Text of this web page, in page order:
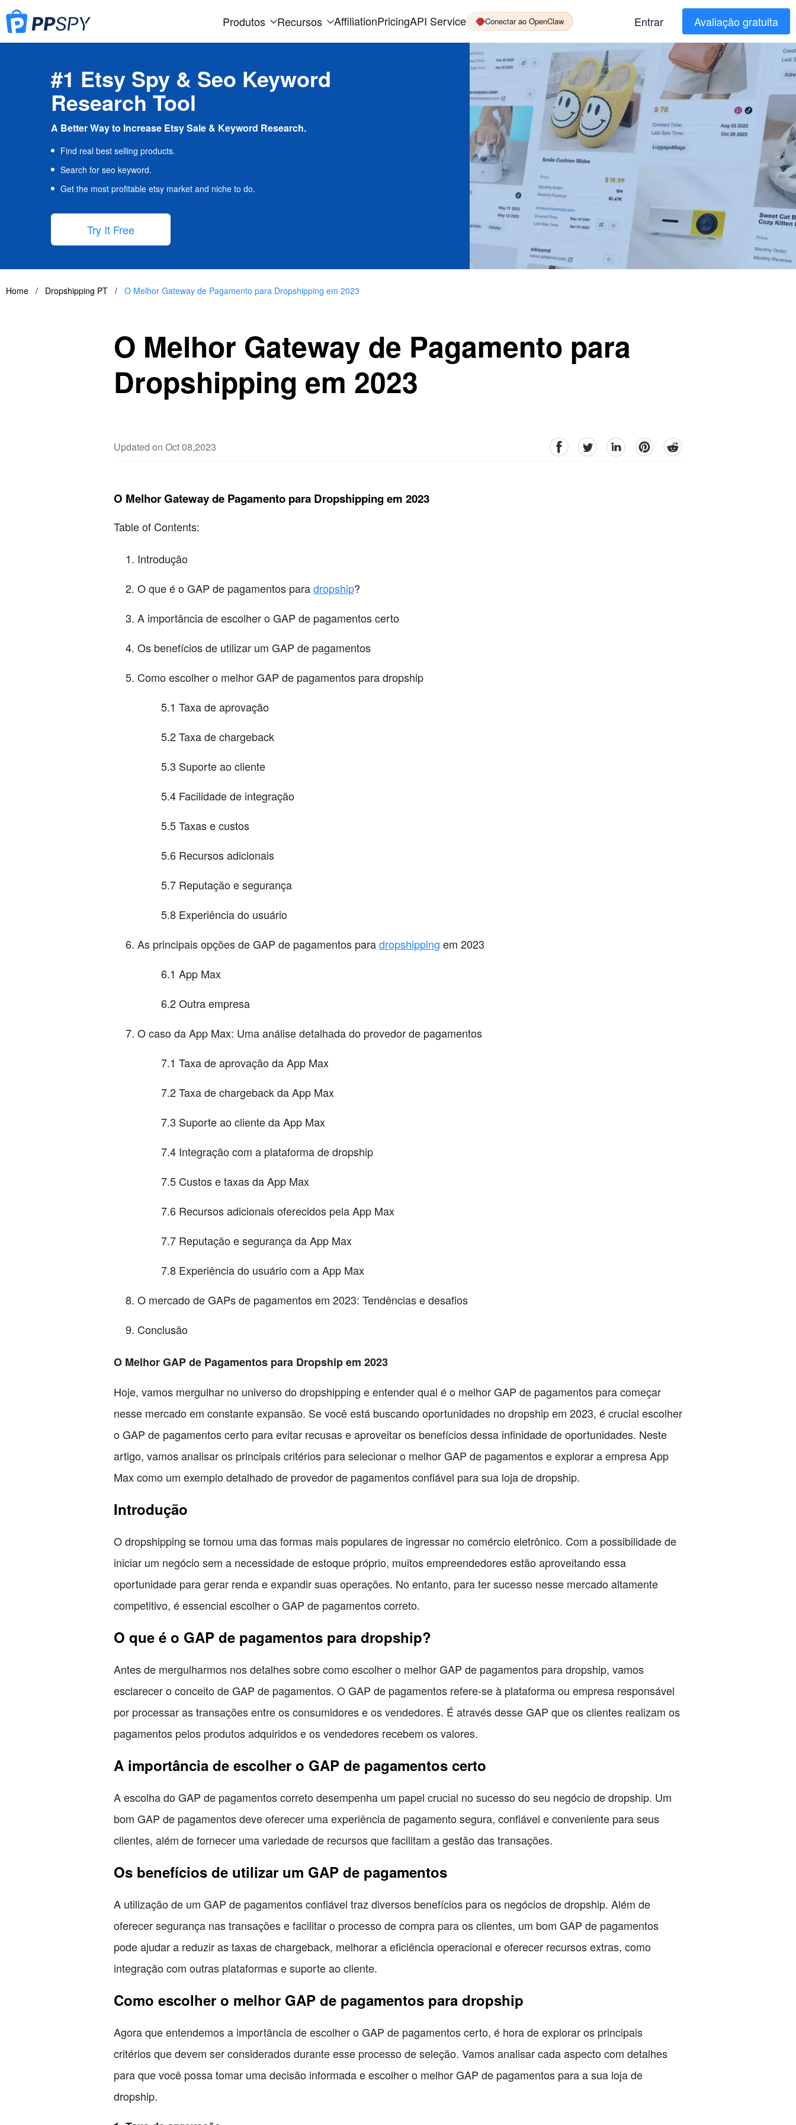
Produtos Recursos AffiliationPricingAPI Service Conectar ao OpenClaw Entrar Avaliação gratuita
#1 Etsy Spy & Seo Keyword
Research Tool
A Better Way to Increase Etsy Sale & Keyword Research.
Find real best selling products.
Search for seo keyword.
Get the most profitable etsy market and niche to do.
Try It Free
Home / Dropshipping PT / O Melhor Gateway de Pagamento para Dropshipping em 2023
O Melhor Gateway de Pagamento para
Dropshipping em 2023
Updated on Oct 08,2023 facebookTwitter linkedinpinterestreddit
O Melhor Gateway de Pagamento para Dropshipping em 2023
Table of Contents:
Introdução
O que é o GAP de pagamentos paradropship?
A importância de escolher o GAP de pagamentos certo
Os benefícios de utilizar um GAP de pagamentos
Como escolher o melhor GAP de pagamentos para dropship
5.1 Taxa de aprovação
5.2 Taxa de chargeback
5.3 Suporte ao cliente
5.4 Facilidade de integração
5.5 Taxas e custos
5.6 Recursos adicionais
5.7 Reputação e segurança
5.8 Experiência do usuário
As principais opções de GAP de pagamentos paradropshipping em 2023
6.1 App Max
6.2 Outra empresa
O caso da App Max: Uma análise detalhada do provedor de pagamentos
7.1 Taxa de aprovação da App Max
7.2 Taxa de chargeback da App Max
7.3 Suporte ao cliente da App Max
7.4 Integração com a plataforma de dropship
7.5 Custos e taxas da App Max
7.6 Recursos adicionais oferecidos pela App Max
7.7 Reputação e segurança da App Max
7.8 Experiência do usuário com a App Max
O mercado de GAPs de pagamentos em 2023: Tendências e desafios
Conclusão
O Melhor GAP de Pagamentos para Dropship em 2023
Hoje, vamos mergulhar no universo do dropshipping e entender qual é o melhor GAP de pagamentos para começar
nesse mercado em constante expansão. Se você está buscando oportunidades no dropship em 2023, é crucial escolher
o GAP de pagamentos certo para evitar recusas e aproveitar os benefícios dessa infinidade de oportunidades. Neste
artigo, vamos analisar os principais critérios para selecionar o melhor GAP de pagamentos e explorar a empresa App
Max como um exemplo detalhado de provedor de pagamentos confiável para sua loja de dropship.
Introdução
O dropshipping se tornou uma das formas mais populares de ingressar no comércio eletrônico. Com a possibilidade de
iniciar um negócio sem a necessidade de estoque próprio, muitos empreendedores estão aproveitando essa
oportunidade para gerar renda e expandir suas operações. No entanto, para ter sucesso nesse mercado altamente
competitivo, é essencial escolher o GAP de pagamentos correto.
O que é o GAP de pagamentos para dropship?
Antes de mergulharmos nos detalhes sobre como escolher o melhor GAP de pagamentos para dropship, vamos
esclarecer o conceito de GAP de pagamentos. O GAP de pagamentos refere-se à plataforma ou empresa responsável
por processar as transações entre os consumidores e os vendedores. É através desse GAP que os clientes realizam os
pagamentos pelos produtos adquiridos e os vendedores recebem os valores.
A importância de escolher o GAP de pagamentos certo
A escolha do GAP de pagamentos correto desempenha um papel crucial no sucesso do seu negócio de dropship. Um
bom GAP de pagamentos deve oferecer uma experiência de pagamento segura, confiável e conveniente para seus
clientes, além de fornecer uma variedade de recursos que facilitam a gestão das transações.
Os benefícios de utilizar um GAP de pagamentos
A utilização de um GAP de pagamentos confiável traz diversos benefícios para os negócios de dropship. Além de
oferecer segurança nas transações e facilitar o processo de compra para os clientes, um bom GAP de pagamentos
pode ajudar a reduzir as taxas de chargeback, melhorar a eficiência operacional e oferecer recursos extras, como
integração com outras plataformas e suporte ao cliente.
Como escolher o melhor GAP de pagamentos para dropship
Agora que entendemos a importância de escolher o GAP de pagamentos certo, é hora de explorar os principais
critérios que devem ser considerados durante esse processo de seleção. Vamos analisar cada aspecto com detalhes
para que você possa tomar uma decisão informada e escolher o melhor GAP de pagamentos para a sua loja de
dropship.